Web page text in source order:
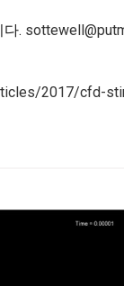
.
2017/cfd-